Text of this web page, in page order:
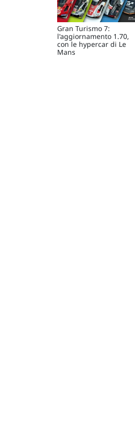
Gran Turismo 7:
l'aggiornamento 1.70,
con le hypercar di Le
Mans